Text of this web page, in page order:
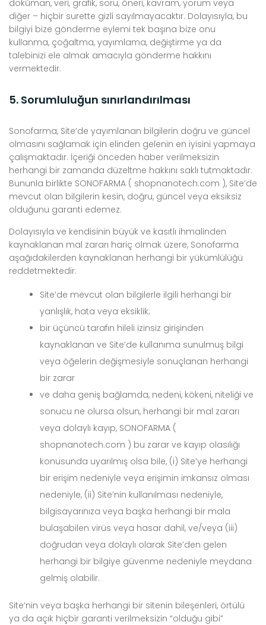
doküman, veri, grafik, soru, öneri, kavram, yorum veya
diğer – hiçbir surette gizli sayılmayacaktır. Dolayısıyla, bu
bilgiyi bize gönderme eylemi tek başına bize onu
kullanma, çoğaltma, yayımlama, değiştirme ya da
talebinizi ele almak amacıyla gönderme hakkını
vermektedir.
5. Sorumluluğun sınırlandırılması
Sonofarma, Site’de yayımlanan bilgilerin doğru ve güncel
olmasını sağlamak için elinden gelenin en iyisini yapmaya
çalışmaktadır. İçeriği önceden haber verilmeksizin
herhangi bir zamanda düzeltme hakkını saklı tutmaktadır.
Bununla birlikte SONOFARMA ( shopnanotech.com ), Site’de
mevcut olan bilgilerin kesin, doğru, güncel veya eksiksiz
olduğunu garanti edemez.
Dolayısıyla ve kendisinin büyük ve kasıtlı ihmalinden
kaynaklanan mal zararı hariç olmak üzere, Sonofarma
aşağıdakilerden kaynaklanan herhangi bir yükümlülüğü
reddetmektedir:
Site’de mevcut olan bilgilerle ilgili herhangi bir
yanlışlık, hata veya eksiklik;
bir üçüncü tarafın hileli izinsiz girişinden
kaynaklanan ve Site’de kullanıma sunulmuş bilgi
veya öğelerin değişmesiyle sonuçlanan herhangi
bir zarar
ve daha geniş bağlamda, nedeni, kökeni, niteliği ve
sonucu ne olursa olsun, herhangi bir mal zararı
veya dolaylı kayıp, SONOFARMA (
shopnanotech.com ) bu zarar ve kayıp olasılığı
konusunda uyarılmış olsa bile, (i) Site’ye herhangi
bir erişim nedeniyle veya erişimin imkansız olması
nedeniyle, (ii) Site’nin kullanılması nedeniyle,
bilgisayarınıza veya başka herhangi bir mala
bulaşabilen virüs veya hasar dahil, ve/veya (iii)
doğrudan veya dolaylı olarak Site’den gelen
herhangi bir bilgiye güvenme nedeniyle meydana
gelmiş olabilir.
Site’nin veya başka herhangi bir sitenin bileşenleri, örtülü
ya da açık hiçbir garanti verilmeksizin “olduğu gibi”